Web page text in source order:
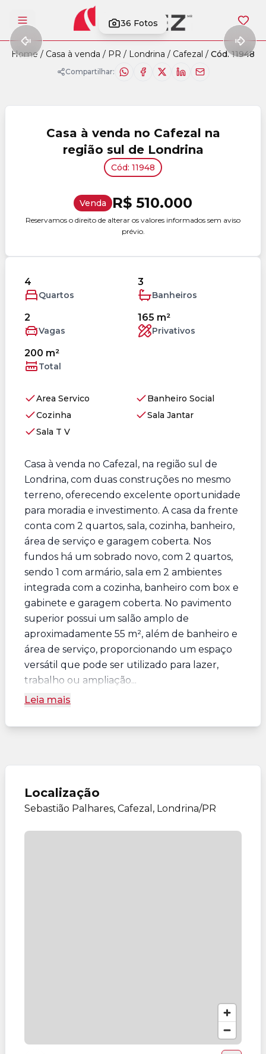
Abrir menu 36 Fotos
Home / Casa à venda / PR / Londrina / Cafezal / Cód. 11948
Compartilhar:
Casa à venda no Cafezal na
região sul de Londrina
Cód: 11948
Venda R$ 510.000
Reservamos o direito de alterar os valores informados sem aviso
prévio.
4
Quartos
3
Banheiros
2
Vagas
165 m²
Privativos
200 m²
Total
Area Servico
Banheiro Social
Cozinha
Sala Jantar
Sala T V
Casa à venda no Cafezal, na região sul de
Londrina, com duas construções no mesmo
terreno, oferecendo excelente oportunidade
para moradia e investimento. A casa da frente
conta com 2 quartos, sala, cozinha, banheiro,
área de serviço e garagem coberta. Nos
fundos há um sobrado novo, com 2 quartos,
sendo 1 com armário, sala em 2 ambientes
integrada com a cozinha, banheiro com box e
gabinete e garagem coberta. No pavimento
superior possui um salão amplo de
aproximadamente 55 m², além de banheiro e
área de serviço, proporcionando um espaço
versátil que pode ser utilizado para lazer,
trabalho ou ampliação...
Leia mais
Localização
Sebastião Palhares, Cafezal, Londrina/PR